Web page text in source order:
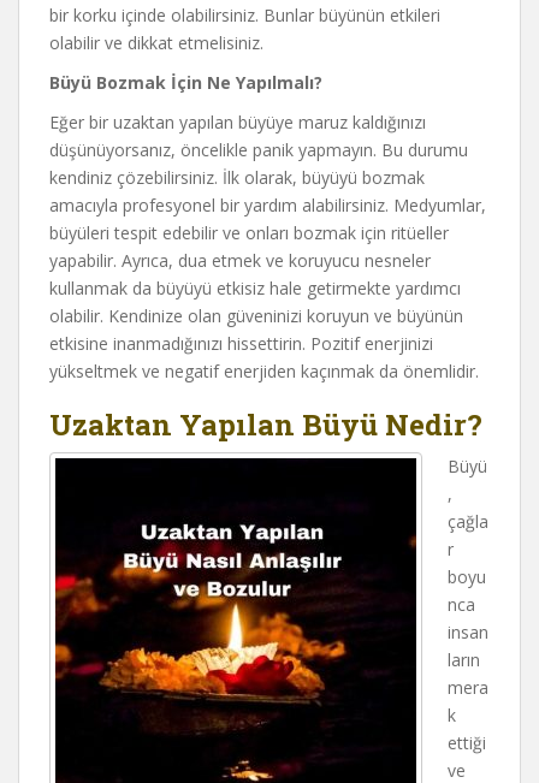
bir korku içinde olabilirsiniz. Bunlar büyünün etkileri
olabilir ve dikkat etmelisiniz.
Büyü Bozmak İçin Ne Yapılmalı?
Eğer bir uzaktan yapılan büyüye maruz kaldığınızı
düşünüyorsanız, öncelikle panik yapmayın. Bu durumu
kendiniz çözebilirsiniz. İlk olarak, büyüyü bozmak
amacıyla profesyonel bir yardım alabilirsiniz. Medyumlar,
büyüleri tespit edebilir ve onları bozmak için ritüeller
yapabilir. Ayrıca, dua etmek ve koruyucu nesneler
kullanmak da büyüyü etkisiz hale getirmekte yardımcı
olabilir. Kendinize olan güveninizi koruyun ve büyünün
etkisine inanmadığınızı hissettirin. Pozitif enerjinizi
yükseltmek ve negatif enerjiden kaçınmak da önemlidir.
Uzaktan Yapılan Büyü Nedir?
Büyü
,
çağla
r
boyu
nca
insan
ların
mera
k
ettiği
ve